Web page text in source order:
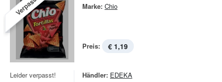
Marke: Chio
Preis: € 1,19
Leider verpasst!
Händler: EDEKA